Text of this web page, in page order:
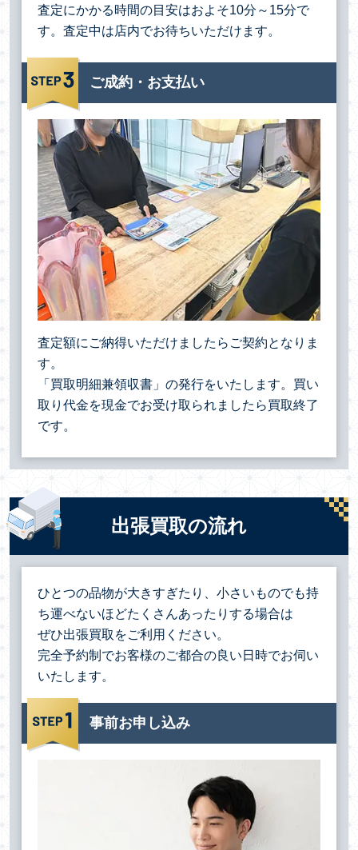
査定にかかる時間の目安はおよそ10分～15分で
す。査定中は店内でお待ちいただけます。
ご成約・お支払い
査定額にご納得いただけましたらご契約となりま
す。
「買取明細兼領収書」の発行をいたします。買い
取り代金を現金でお受け取られましたら買取終了
です。
出張買取の流れ
ひとつの品物が大きすぎたり、小さいものでも持
ち運べないほどたくさんあったりする場合は
ぜひ出張買取をご利用ください。
完全予約制でお客様のご都合の良い日時でお伺い
いたします。
事前お申し込み